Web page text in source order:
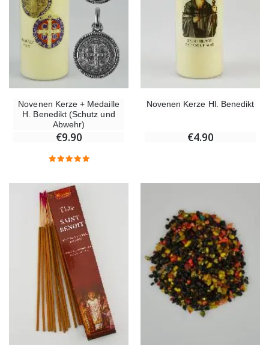
Novenen Kerze + Medaille
H. Benedikt (Schutz und
Abwehr)
€9.90
Novenen Kerze Hl. Benedikt
€4.90
€59.90